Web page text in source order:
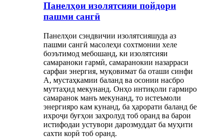
Панелҳои изолятсияи пойдори
пашми сангӣ
Панелҳои сэндвичии изолятсияшуда аз
пашми сангӣ масолеҳи сохтмонии хеле
боэътимод мебошанд, ки изолятсияи
самараноки гармӣ, самаранокии назарраси
сарфаи энергия, муқовимат ба оташи синфи
А, мустаҳкамии баланд ва осонии насбро
муттаҳид мекунанд. Онҳо интиқоли гармиро
самаранок манъ мекунанд, то истеъмоли
энергияро кам кунанд, ба ҳарорати баланд бе
ихроҷи буғҳои заҳролуд тоб оранд ва барои
истифодаи устувори дарозмуддат ба муҳити
сахти корӣ тоб оранд.